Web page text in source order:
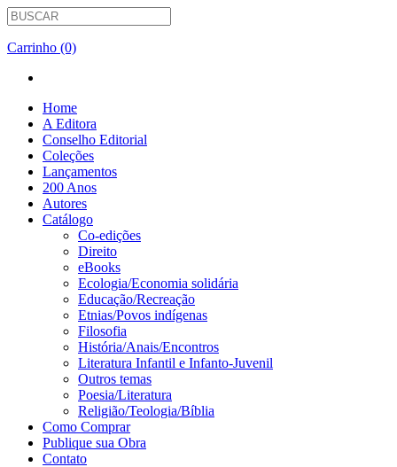
Carrinho (0)
Home
A Editora
Conselho Editorial
Coleções
Lançamentos
200 Anos
Autores
Catálogo
Co-edições
Direito
eBooks
Ecologia/Economia solidária
Educação/Recreação
Etnias/Povos indígenas
Filosofia
História/Anais/Encontros
Literatura Infantil e Infanto-Juvenil
Outros temas
Poesia/Literatura
Religião/Teologia/Bíblia
Como Comprar
Publique sua Obra
Contato